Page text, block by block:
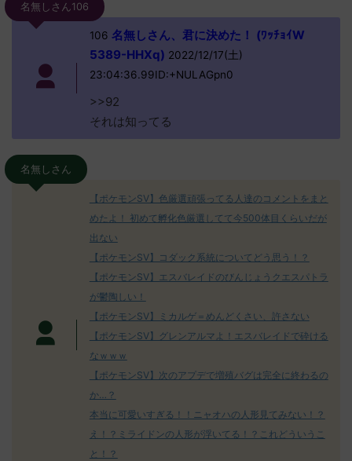
名無しさん106
106 名無しさん、君に決めた！ (ﾜｯﾁｮｲW
5389-HHXq) 2022/12/17(土)
23:04:36.99ID:+NULAGpn0
>>92
それは知ってる
名無しさん
【ポケモンSV】色厳選頑張ってる人達のコメントをまと
めたよ！ 初めて孵化色厳選してて今500体目くらいだが
出ない
【ポケモンSV】コダック系統についてどう思う！？
【ポケモンSV】エスバレイドのびんじょうクエスパトラ
が鬱陶しい！
【ポケモンSV】ミカルゲ＝めんどくさい、許さない
【ポケモンSV】グレンアルマよ！エスバレイドで砕ける
なｗｗｗ
【ポケモンSV】次のアプデで増殖バグは完全に終わるの
か…？
本当に可愛いすぎる！！ニャオハの人形見てみない！？
え！？ミライドンの人形が浮いてる！？これどういうこ
と！？